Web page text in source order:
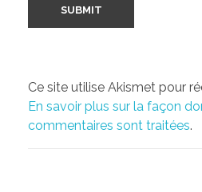
Ce site utilise Akismet pour
En savoir plus sur la façon
commentaires sont traitées.